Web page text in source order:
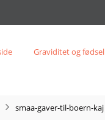
Graviditet og fødsel
smaa-gaver-til-boern-kaj